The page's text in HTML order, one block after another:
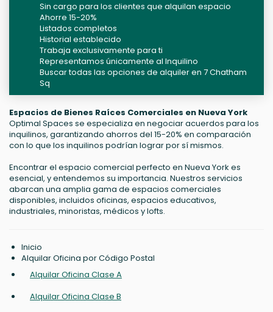
Sin cargo para los clientes que alquilan espacio
Ahorre 15-20%
Listados completos
Historial establecido
Trabaja exclusivamente para ti
Representamos únicamente al Inquilino
Buscar todas las opciones de alquiler en 7 Chatham
Sq
Espacios de Bienes Raíces Comerciales en Nueva York
Optimal Spaces se especializa en negociar acuerdos para los
inquilinos, garantizando ahorros del 15-20% en comparación
con lo que los inquilinos podrían lograr por sí mismos.
Encontrar el espacio comercial perfecto en Nueva York es
esencial, y entendemos su importancia. Nuestros servicios
abarcan una amplia gama de espacios comerciales
disponibles, incluidos oficinas, espacios educativos,
industriales, minoristas, médicos y lofts.
Inicio
Alquilar Oficina por Código Postal
Alquilar Oficina Clase A
Alquilar Oficina Clase B